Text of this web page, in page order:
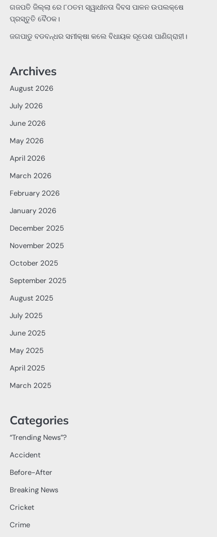
ଗଜପତି ଜିଲ୍ଲା ରେ ୮୦ତମ ସ୍ୱାଧୀନତା ଦିବସ ପାଳନ ଉପଲକ୍ଷେ
ପ୍ରସ୍ତୁତି ବୈଠକ।
ଜଗପାଡୁ ବଡବନ୍ଧର ସମୀକ୍ଷା କଲେ ବିଧାୟକ ରୂପେଶ ପାଣିଗ୍ରାହୀ।
Archives
August 2026
July 2026
June 2026
May 2026
April 2026
March 2026
February 2026
January 2026
December 2025
November 2025
October 2025
September 2025
August 2025
July 2025
June 2025
May 2025
April 2025
March 2025
Categories
“Trending News”?
Accident
Before-After
Breaking News
Cricket
Crime